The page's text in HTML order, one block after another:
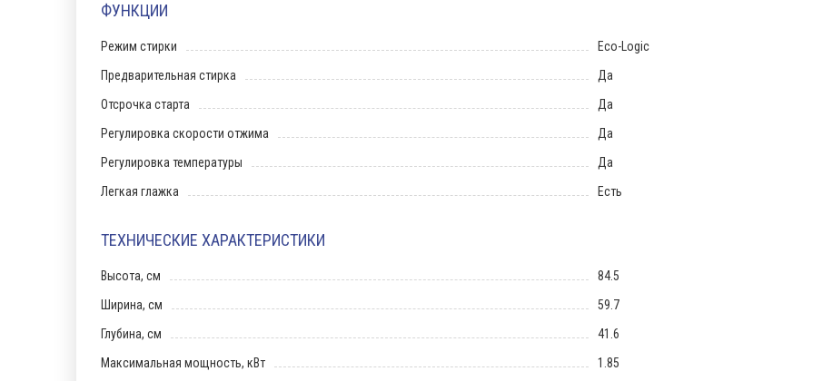
ФУНКЦИИ
Режим стирки
Eco-Logic
Предварительная стирка
Да
Отсрочка старта
Да
Регулировка скорости отжима
Да
Регулировка температуры
Да
Легкая глажка
Есть
ТЕХНИЧЕСКИЕ ХАРАКТЕРИСТИКИ
Высота, см
84.5
Ширина, см
59.7
Глубина, см
41.6
Максимальная мощность, кВт
1.85